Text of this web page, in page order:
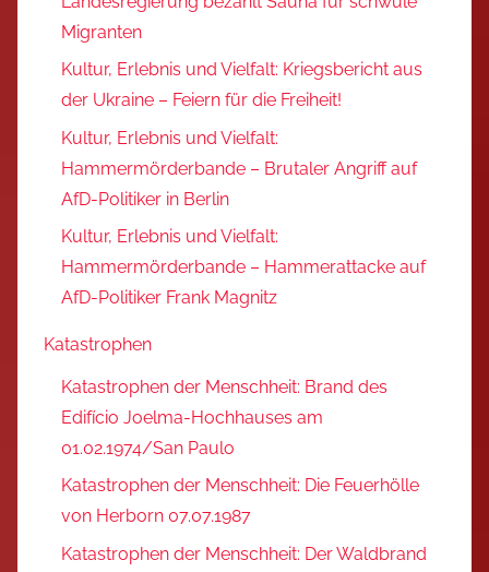
Migranten
Kultur, Erlebnis und Vielfalt: Kriegsbericht aus
der Ukraine – Feiern für die Freiheit!
Kultur, Erlebnis und Vielfalt:
Hammermörderbande – Brutaler Angriff auf
AfD-Politiker in Berlin
Kultur, Erlebnis und Vielfalt:
Hammermörderbande – Hammerattacke auf
AfD-Politiker Frank Magnitz
Katastrophen
Katastrophen der Menschheit: Brand des
Edifício Joelma-Hochhauses am
01.02.1974/San Paulo
Katastrophen der Menschheit: Die Feuerhölle
von Herborn 07.07.1987
Katastrophen der Menschheit: Der Waldbrand